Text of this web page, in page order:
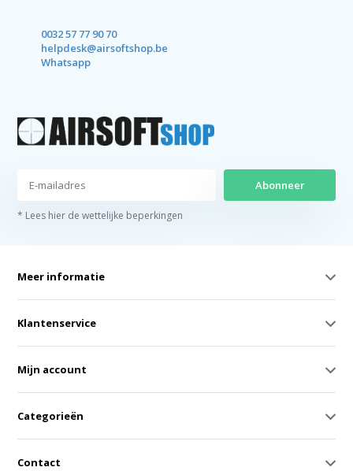
0032 57 77 90 70
helpdesk@airsoftshop.be
Whatsapp
Abonneer
* Lees hier de wettelijke beperkingen
Meer informatie
Klantenservice
Mijn account
Categorieën
Contact